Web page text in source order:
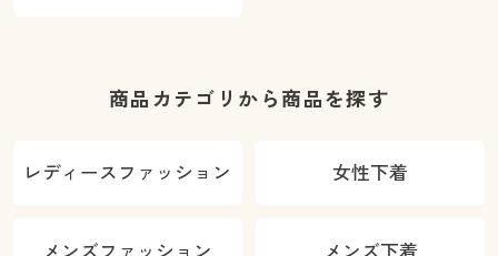
商品カテゴリから商品を探す
レディースファッション 女性下着
メンズファッション メンズ下着